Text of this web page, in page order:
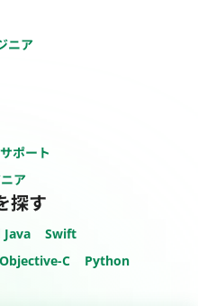
ニア
ポート
ア
探す
Swift
Objective-C Python